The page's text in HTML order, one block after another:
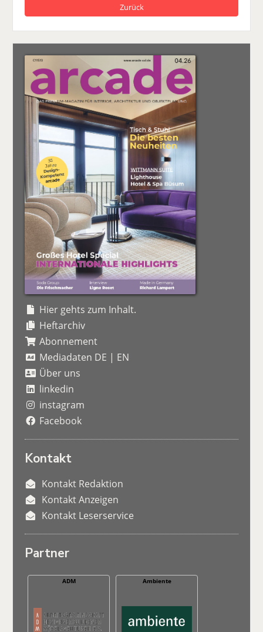
Zurück
Hier gehts zum Inhalt.
Heftarchiv
Abonnement
Mediadaten DE | EN
Über uns
linkedin
instagram
Facebook
Kontakt
Kontakt Redaktion
Kontakt Anzeigen
Kontakt Leserservice
Partner
ADM Ambiente